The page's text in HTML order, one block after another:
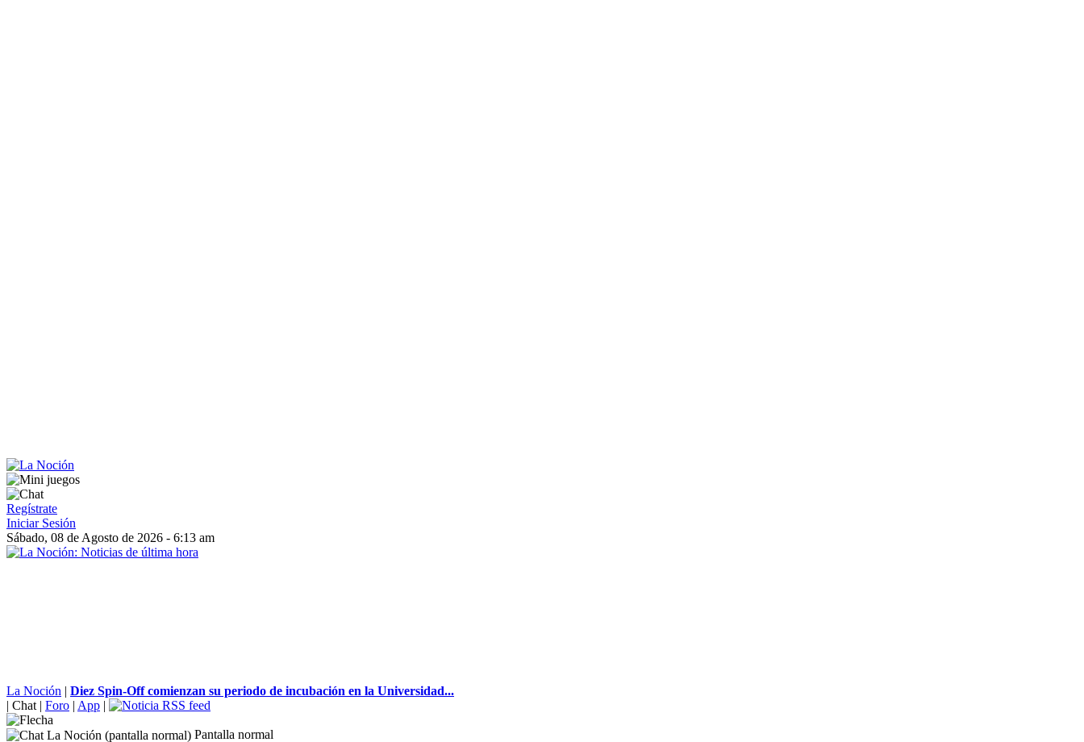
Regístrate
Iniciar Sesión
Sábado, 08 de Agosto de 2026 - 6:13 am
La Noción | Diez Spin-Off comienzan su periodo de incubación en la Universidad...
| Chat | Foro | App |
Pantalla normal